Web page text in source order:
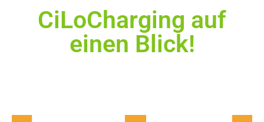
CiLoCharging auf
einen Blick!